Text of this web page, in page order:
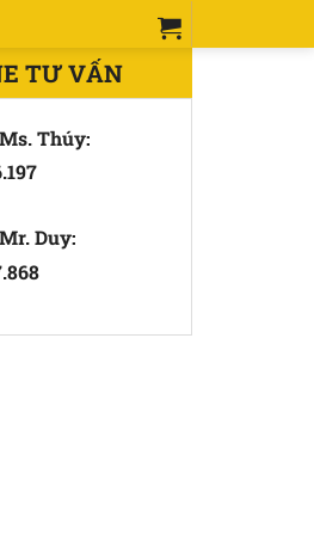
TƯ VẤN
Ms. Thúy:
Mr. Duy: